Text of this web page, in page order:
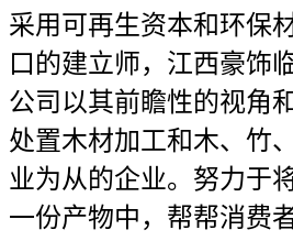
采用可再生资本和环保
口的建立师，江西豪饰
公司以其前瞻性的视角
处置木材加工和木、竹
业为从的企业。努力于
一份产物中，帮帮消费